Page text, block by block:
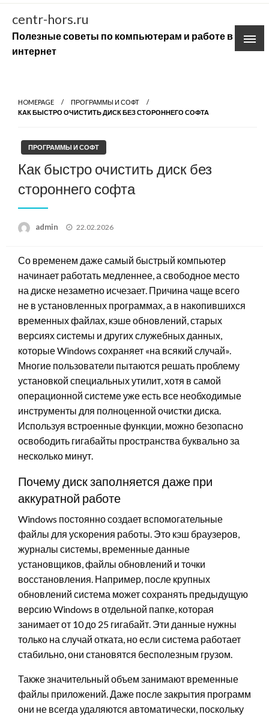
Skip
content
centr-hors.ru
Полезные советы по компьютерам и работе в
интернет
HOMEPAGE
ПРОГРАММЫ И СОФТ
КАК БЫСТРО ОЧИСТИТЬ ДИСК БЕЗ СТОРОННЕГО СОФТА
ПРОГРАММЫ И СОФТ
Как быстро очистить диск без
стороннего софта
admin
Posted
22.02.2026
Со временем даже самый быстрый компьютер
начинает работать медленнее, а свободное место
на диске незаметно исчезает. Причина чаще всего
не в установленных программах, а в накопившихся
временных файлах, кэше обновлений, старых
версиях системы и других служебных данных,
которые Windows сохраняет «на всякий случай».
Многие пользователи пытаются решать проблему
установкой специальных утилит, хотя в самой
операционной системе уже есть все необходимые
инструменты для полноценной очистки диска.
Используя встроенные функции, можно безопасно
освободить гигабайты пространства буквально за
несколько минут.
Почему диск заполняется даже при
аккуратной работе
Windows постоянно создает вспомогательные
файлы для ускорения работы. Это кэш браузеров,
журналы системы, временные данные
установщиков, файлы обновлений и точки
восстановления. Например, после крупных
обновлений система может сохранять предыдущую
версию Windows в отдельной папке, которая
занимает от 10 до 25 гигабайт. Эти данные нужны
только на случай отката, но если система работает
стабильно, они становятся бесполезным грузом.
Также значительный объем занимают временные
файлы приложений. Даже после закрытия программ
они не всегда удаляются автоматически, поскольку